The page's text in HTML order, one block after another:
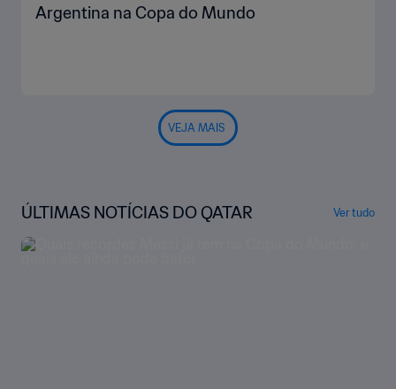
Argentina na Copa do Mundo
VEJA MAIS
ÚLTIMAS NOTÍCIAS DO QATAR Ver tudo